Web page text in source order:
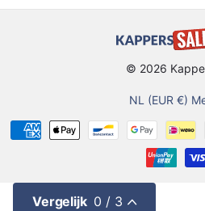
© 2026
NL (EUR €)
Vergelijk 0 / 3